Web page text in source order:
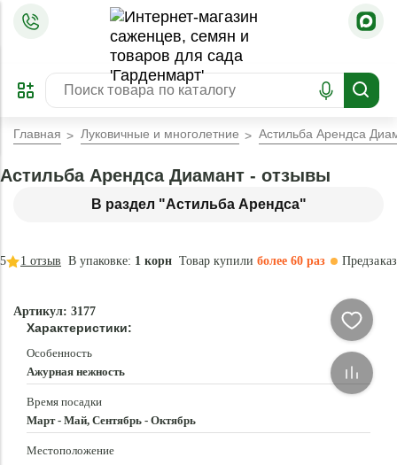
ПРЕДЗАКАЗ
ЗАБРОНИРОВАТЬ
ЛУЧШЕЕ
Главная Луковичные и многолетние Астильба Арендса
В раздел "Астильба Арендса"
Астильба Арендса Диамант - отзывы
В упаковке: 1 корн Товар купилиболее 60 раз
5 1 отзыв Предзаказ
-35 °
Артикул: 3177
Характеристики:
Особенность
Ажурная нежность
Время посадки
Март - Май, Сентябрь - Октябрь
Местоположение